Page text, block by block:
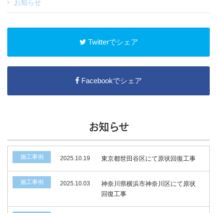
お知らせ
Twitterでシェア
Facebookでシェア
お知らせ
施工事例 2025.10.19 東京都世田谷区にて原状回復工事
施工事例 2025.10.03
神奈川県横浜市神奈川区にて原状
回復工事